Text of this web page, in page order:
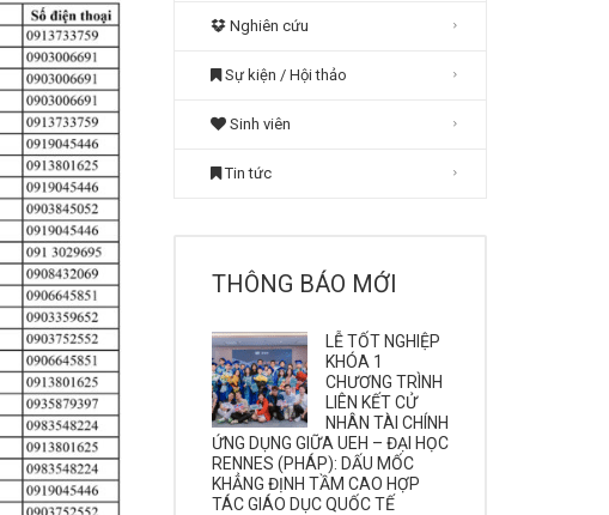
Nghiên cứu
Sự kiện / Hội thảo
Sinh viên
Tin tức
THÔNG BÁO MỚI
LỄ TỐT NGHIỆP
KHÓA 1
CHƯƠNG TRÌNH
LIÊN KẾT CỬ
NHÂN TÀI CHÍNH
ỨNG DỤNG GIỮA UEH – ĐẠI HỌC
RENNES (PHÁP): DẤU MỐC
KHẲNG ĐỊNH TẦM CAO HỢP
TÁC GIÁO DỤC QUỐC TẾ